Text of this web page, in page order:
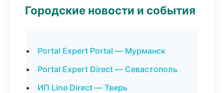
Городские новости и события
Portal Expert Portal — Мурманск
Portal Expert Direct — Севастополь
ИП Line Direct — Тверь